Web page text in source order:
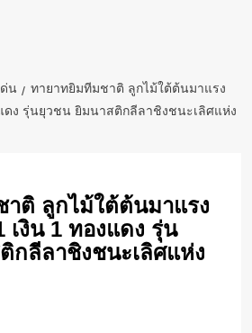
น
ทายาทยิมทีมชาติ ลูกไม้ใต้ต้นมาแรง
ดง รุ่นยุวชน ยิมนาสติกลีลาชิงชนะเลิศแห่ง
ติ ลูกไม้ใต้ต้นมาแรง
เงิน 1 ทองแดง รุ่น
กลีลาชิงชนะเลิศแห่ง